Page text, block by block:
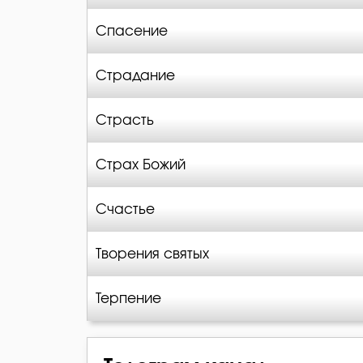
Спасение
Страдание
Страсть
Страх Божий
Счастье
Творения святых
Терпение